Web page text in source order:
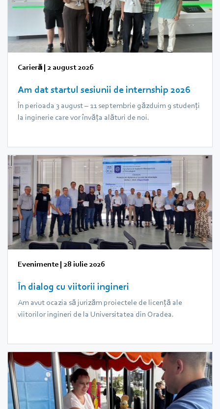
Carieră | 2 august 2026
Am dat startul sesiunii de internship 2026
În perioada 3 august – 11 septembrie găzduim 9 studenți
la inginerie care vor învăța alături de noi.
Evenimente | 28 iulie 2026
În dialog cu viitorii ingineri
Am avut ocazia să jurizăm proiectele de licență ale
viitorilor ingineri de la Universitatea din Oradea.